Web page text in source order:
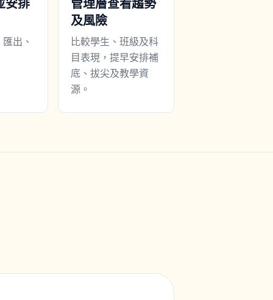
安排
出、
管理層查看趨勢
及風險
比較學生、班級及科
目表現，提早安排補
底、拔尖及教學資
源。